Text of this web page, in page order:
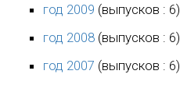
год 2009 (выпусков : 6)
год 2008 (выпусков : 6)
год 2007 (выпусков : 6)